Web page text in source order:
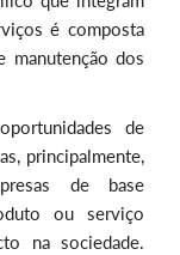
é composta
manutenção dos
de
principalmente,
de base
ou serviço
na sociedade.